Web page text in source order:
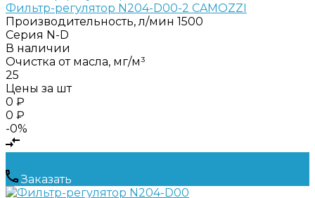
Фильтр-регулятор N204-D00-2 CAMOZZI
Производительность, л/мин 1500
Серия N-D
В наличии
Очистка от масла, мг/м³
25
Цены за шт
0 ₽
0 ₽
-0%
Заказать